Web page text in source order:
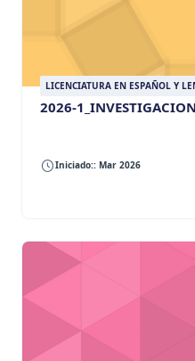
LICENCIATURA EN ESPAÑOL Y
2026-
Iniciado:: Mar 2026